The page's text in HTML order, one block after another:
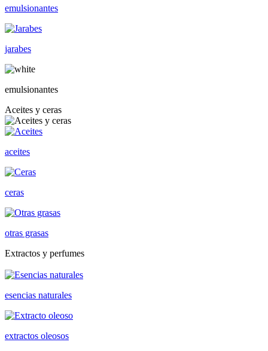
emulsionantes
jarabes
emulsionantes
Aceites y ceras
aceites
ceras
otras grasas
Extractos y perfumes
esencias naturales
extractos oleosos